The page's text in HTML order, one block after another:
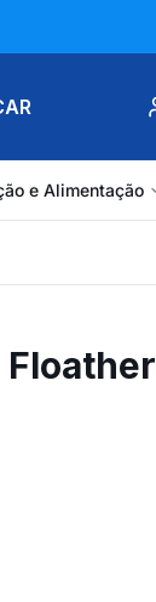
e Alimentação